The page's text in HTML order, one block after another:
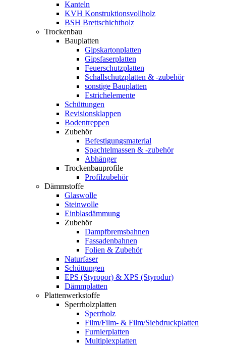
Kanteln
KVH Konstruktionsvollholz
BSH Brettschichtholz
Trockenbau
Bauplatten
Gipskartonplatten
Gipsfaserplatten
Feuerschutzplatten
Schallschutzplatten & -zubehör
sonstige Bauplatten
Estrichelemente
Schüttungen
Revisionsklappen
Bodentreppen
Zubehör
Befestigungsmaterial
Spachtelmassen & -zubehör
Abhänger
Trockenbauprofile
Profilzubehör
Dämmstoffe
Glaswolle
Steinwolle
Einblasdämmung
Zubehör
Dampfbremsbahnen
Fassadenbahnen
Folien & Zubehör
Naturfaser
Schüttungen
EPS (Styropor) & XPS (Styrodur)
Dämmplatten
Plattenwerkstoffe
Sperrholzplatten
Sperrholz
Film/Film- & Film/Siebdruckplatten
Furnierplatten
Multiplexplatten